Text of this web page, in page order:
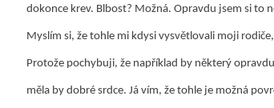
dokonce krev. Blbost? Možná. Opravdu jsem si to
Myslím si, že tohle mi kdysi vysvětlovali moji
Protože pochybuji, že například by některý
měla by dobré srdce. Já vím, že tohle je možná